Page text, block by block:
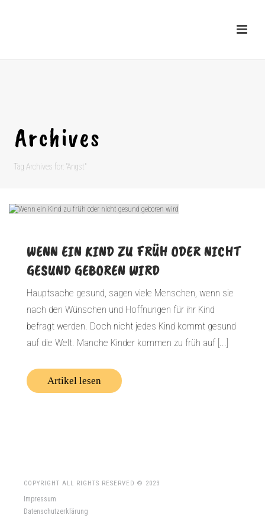
Archives
Tag Archives for: "Angst"
WENN EIN KIND ZU FRÜH ODER NICHT
GESUND GEBOREN WIRD
Hauptsache gesund, sagen viele Menschen, wenn sie
nach den Wünschen und Hoffnungen für ihr Kind
befragt werden. Doch nicht jedes Kind kommt gesund
auf die Welt. Manche Kinder kommen zu früh auf [...]
Artikel lesen
COPYRIGHT ALL RIGHTS RESERVED © 2023
Impressum
Datenschutzerklärung